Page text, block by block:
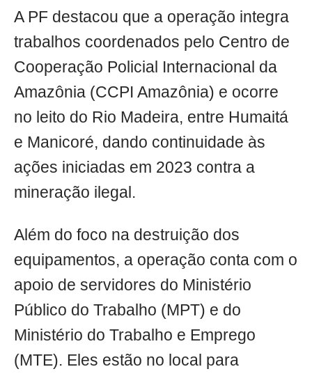
A PF destacou que a operação integra
trabalhos coordenados pelo Centro de
Cooperação Policial Internacional da
Amazônia (CCPI Amazônia) e ocorre
no leito do Rio Madeira, entre Humaitá
e Manicoré, dando continuidade às
ações iniciadas em 2023 contra a
mineração ilegal.
Além do foco na destruição dos
equipamentos, a operação conta com o
apoio de servidores do Ministério
Público do Trabalho (MPT) e do
Ministério do Trabalho e Emprego
(MTE). Eles estão no local para